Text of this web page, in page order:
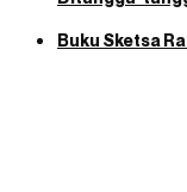
Buku Sketsa